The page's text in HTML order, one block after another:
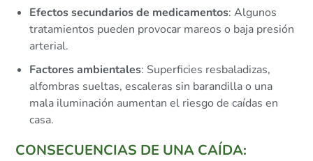
Efectos secundarios de medicamentos: Algunos
tratamientos pueden provocar mareos o baja presión
arterial.
Factores ambientales: Superficies resbaladizas,
alfombras sueltas, escaleras sin barandilla o una
mala iluminación aumentan el riesgo de caídas en
casa.
CONSECUENCIAS DE UNA CAÍDA: